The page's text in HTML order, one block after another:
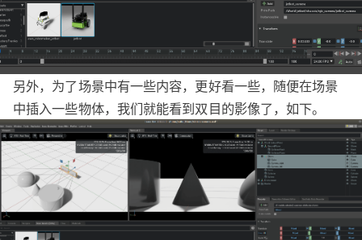
另外，为了场景中有一些内容，更好看一些，随便在场景
中插入一些物体，我们就能看到双目的影像了，如下。